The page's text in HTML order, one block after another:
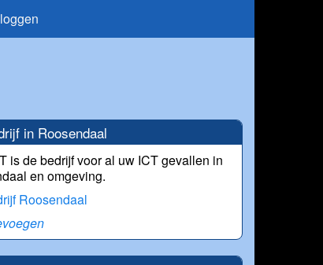
in Roosendaal
is de bedrijf voor al uw ICT gevallen in
en omgeving.
Roosendaal